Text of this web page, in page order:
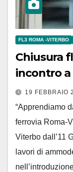
FL3 ROMA -VITERBO
Chiusura
incontro a
19 FEBBRAIO
“Apprendiamo
ferrovia Roma-
Viterbo dall’11
lavori di